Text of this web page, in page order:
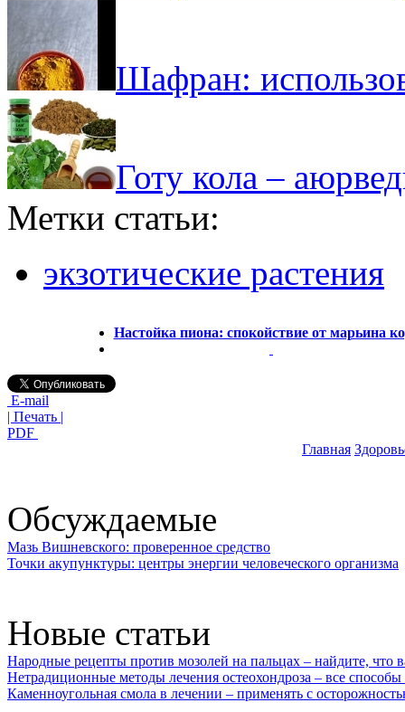
Шафран:
Готу кола –
Метки статьи:
экзотические растения
Настойка пиона: спокойствие от марьина
E-mail
| Печать |
PDF
Главная
Обсуждаемые
Мазь Вишневского: проверенное средство
Точки акупунктуры: центры энергии человеческого организма
Новые статьи
Народные рецепты против мозолей на пальцах – найдите, что
Нетрадиционные методы лечения остеохондроза – все
Каменноугольная смола в лечении – применять с